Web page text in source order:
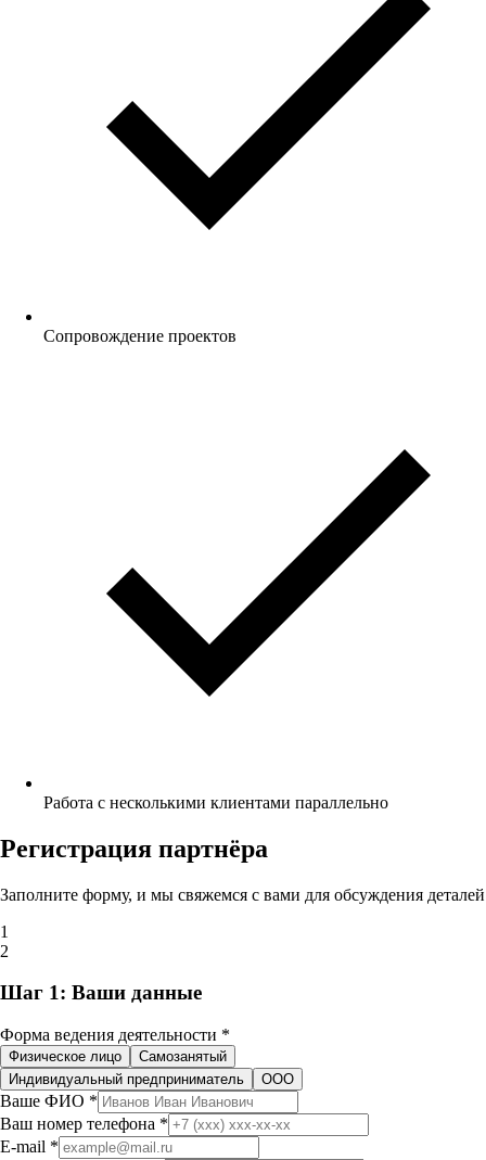
Сопровождение проектов
Работа с несколькими клиентами параллельно
Регистрация партнёра
Заполните форму, и мы свяжемся с вами для обсуждения деталей
1
2
Шаг 1: Ваши данные
Форма ведения деятельности *
Физическое лицо
Самозанятый
Индивидуальный предприниматель
ООО
Ваше ФИО *
Ваш номер телефона *
E-mail *